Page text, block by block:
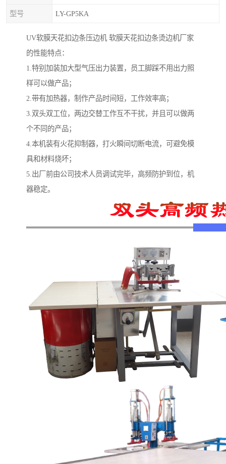
型号 LY-GP5KA
UV软膜天花扣边条压边机 软膜天花扣边条烫边机厂家
的性能特点：
1.特别加装加大型气压出力装置，员工脚踩不用出力照
样可以做产品；
2.带有加热器，制作产品时间短，工作效率高；
3.双头双工位，两边交替工作互不干扰，并且可以做两
个不同的产品；
4.本机装有火花抑制器，打火瞬间切断电流，可避免模
具和材料烧坏；
5.出厂前由公司技术人员调试完毕，高频防护到位，机
器稳定。